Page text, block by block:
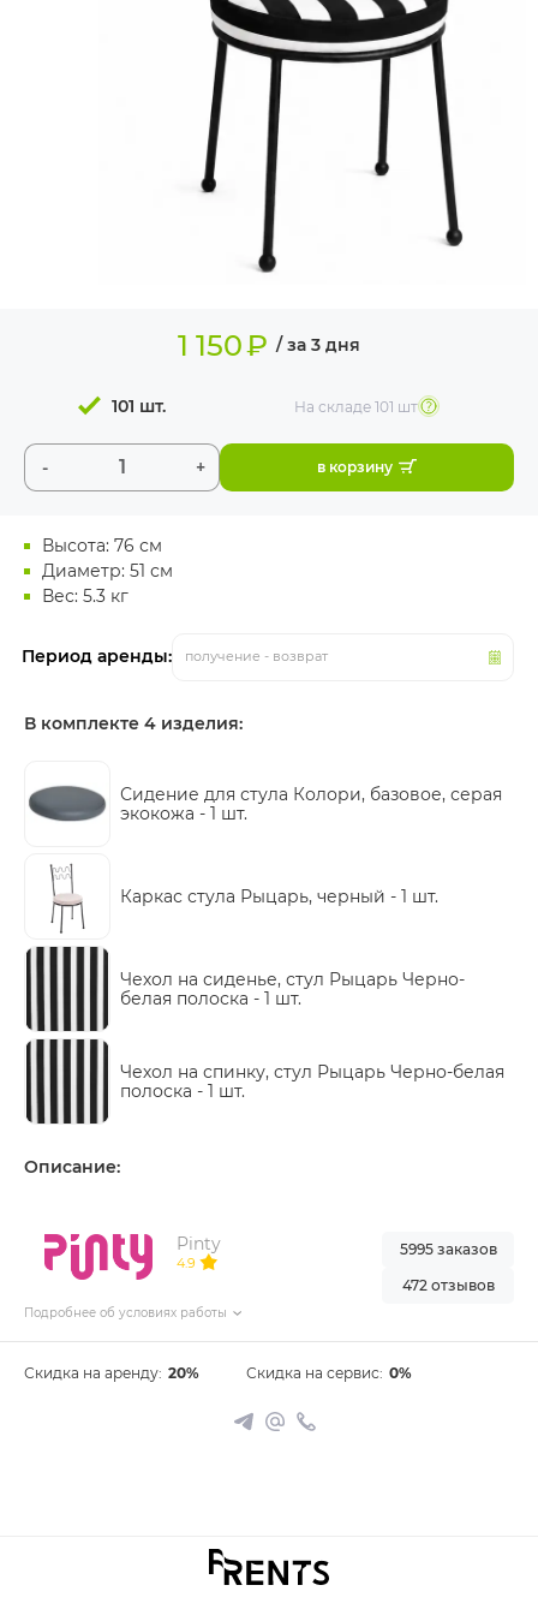
Высота: 76 см
Диаметр: 51 см
Вес: 5.3 кг
Период аренды: получение - возврат
1 150₽ / за 3 дня
- +
101 шт. На складе101 шт
в корзину
В комплекте 4 изделия:
Сидение для стула Колори, базовое, серая
экокожа - 1 шт.
Каркас стула Рыцарь, черный - 1 шт.
Чехол на сиденье, стул Рыцарь Черно-
белая полоска - 1 шт.
Чехол на спинку, стул Рыцарь Черно-белая
полоска - 1 шт.
Описание:
Pinty
4.9
Подробнее об условиях работы
5995 заказов
472 отзывов
Скидка на аренду: 20% Скидка на сервис: 0%